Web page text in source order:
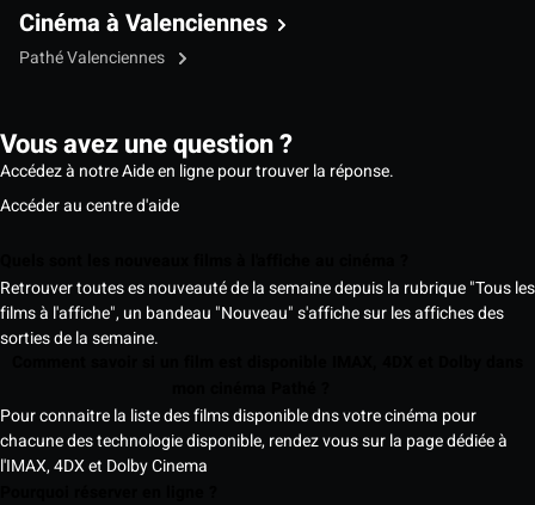
Cinéma à Valenciennes
Pathé Valenciennes
Vous avez une question ?
Accédez à notre Aide en ligne pour trouver la réponse.
Accéder au centre d'aide
Retrouver toutes es nouveauté de la semaine depuis la rubrique "Tous les
films à l'affiche", un bandeau "Nouveau" s'affiche sur les affiches des
sorties de la semaine.
Pour connaitre la liste des films disponible dns votre cinéma pour
chacune des technologie disponible, rendez vous sur la page dédiée à
l'IMAX, 4DX et Dolby Cinema